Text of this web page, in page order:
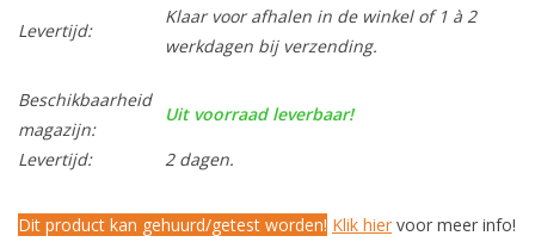
Levertijd:
Klaar voor afhalen in de winkel of 1 à 2
werkdagen bij verzending.
Beschikbaarheid
magazijn:
Uit voorraad leverbaar!
Levertijd:
2 dagen.
Dit product kan gehuurd/getest worden! Klik hier voor meer info!